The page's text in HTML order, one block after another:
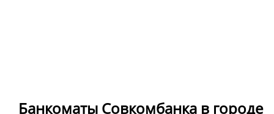
Банкоматы Совкомбанка в городе